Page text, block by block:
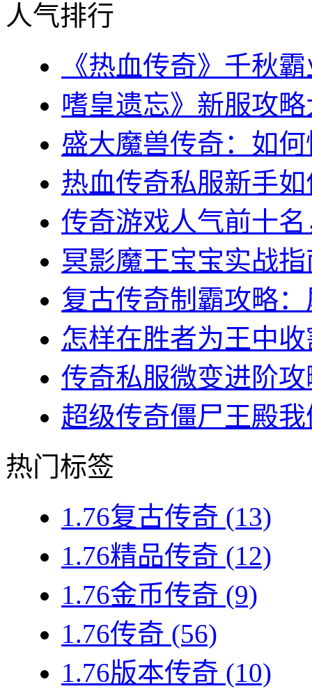
人气排行
《热血传奇》千秋
嗜皇遗忘》新服攻
盛大魔兽传奇：如
热血传奇私服新手
传奇游戏人气前十
冥影魔王宝宝实战
复古传奇制霸攻略
怎样在胜者为王中
传奇私服微变进阶
超级传奇僵尸王殿
热门标签
1.76复古传奇 (13)
1.76精品传奇 (12)
1.76金币传奇 (9)
1.76传奇 (56)
1.76版本传奇 (10)